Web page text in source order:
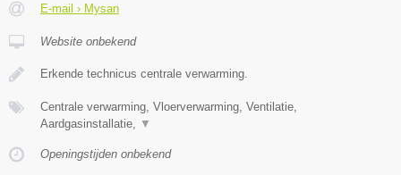
E-mail › Mysan
Website onbekend
Erkende technicus centrale verwarming.
Centrale verwarming, Vloerverwarming, Ventilatie,
Aardgasinstallatie,
▼
Openingstijden onbekend